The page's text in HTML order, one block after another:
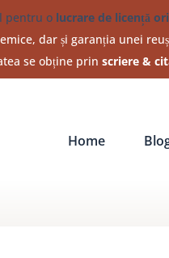
pentru o lucrare de licență
dar și garanția unei
se obține prinscriere &
Home